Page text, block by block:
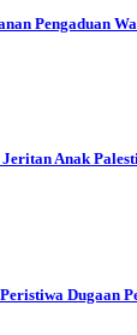
Pengaduan
Anak
Dugaan